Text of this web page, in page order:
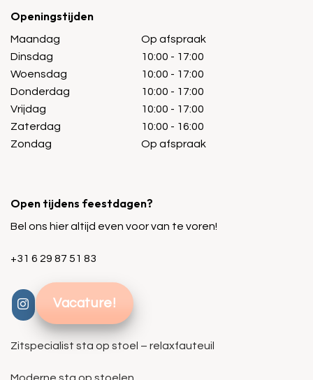
Openingstijden
Maandag
Dinsdag
Woensdag
Donderdag
Vrijdag
Zaterdag
Zondag
Op afspraak
10:00 - 17:00
10:00 - 17:00
10:00 - 17:00
10:00 - 17:00
10:00 - 16:00
Op afspraak
Open tijdens feestdagen?
Bel ons hier altijd even voor van te voren!
+31 6 29 87 51 83
Vacature!
Zitspecialist sta op stoel – relaxfauteuil
Moderne sta op stoelen